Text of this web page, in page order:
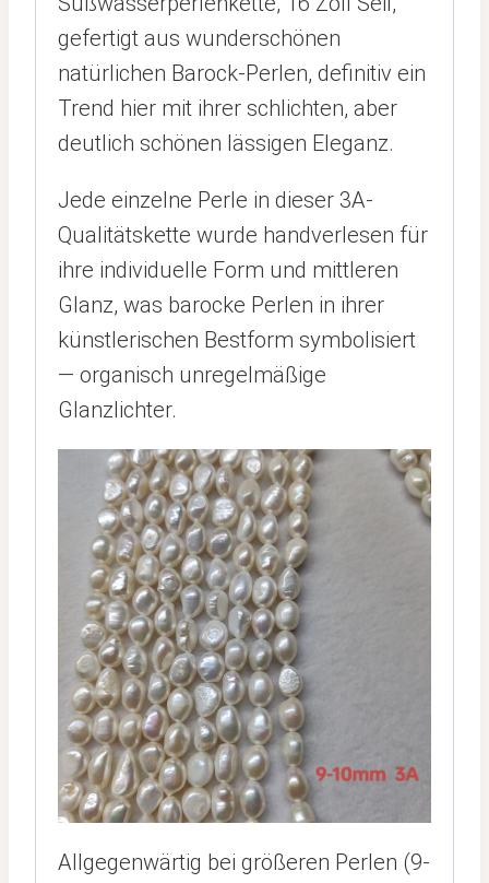
gefertigt aus wunderschönen
natürlichen Barock-Perlen, definitiv ein
Trend hier mit ihrer schlichten, aber
deutlich schönen lässigen Eleganz.
Jede einzelne Perle in dieser 3A-
Qualitätskette wurde handverlesen für
ihre individuelle Form und mittleren
Glanz, was barocke Perlen in ihrer
künstlerischen Bestform symbolisiert
— organisch unregelmäßige
Glanzlichter.
Allgegenwärtig bei größeren Perlen (9-